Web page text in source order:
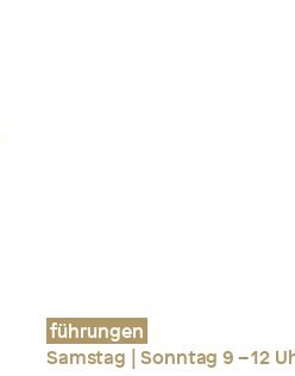
führungen
Samstag | Sonntag 9 – 12